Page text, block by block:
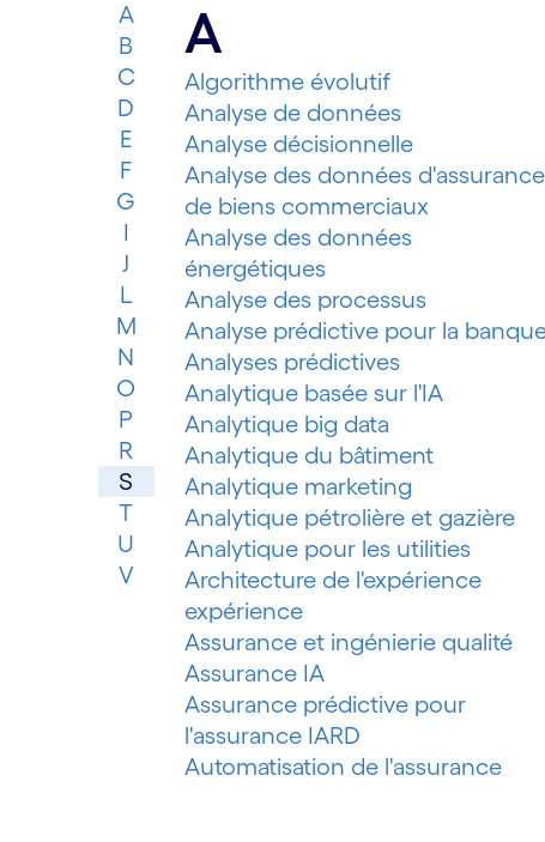
A
B
C
D
E
F
G
I
J
L
M
N
O
P
R
S
T
U
V
A
Algorithme évolutif
Analyse de données
Analyse décisionnelle
Analyse des données d'assurance
de biens commerciaux
Analyse des données
énergétiques
Analyse des processus
Analyse prédictive pour la
Analyses prédictives
Analytique basée sur l'IA
Analytique big data
Analytique du bâtiment
Analytique marketing
Analytique pétrolière et gazière
Analytique pour les utilities
Architecture de l'expérience
expérience
Assurance et ingénierie qualité
Assurance IA
Assurance prédictive pour
l'assurance IARD
Automatisation de l'assurance